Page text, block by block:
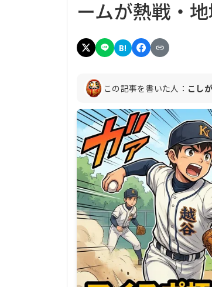
ームが熱戦・
B!
この記事を書いた人： こし